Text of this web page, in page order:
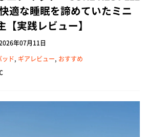
適な睡眠を諦めていたミニ
実践レビュー】
年07月11日
ッド, ギアレビュー, おすすめ